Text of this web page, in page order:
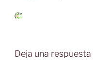
Deja una respuesta